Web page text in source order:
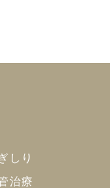
しり
治療